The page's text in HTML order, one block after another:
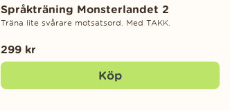
Språkträning Monsterlandet 2
Träna lite svårare motsatsord. Med TAKK.
299 kr
Köp